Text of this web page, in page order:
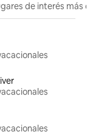
de interés más